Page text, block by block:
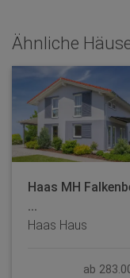
Ähnliche
Haas MH
...
Haas Haus
ab